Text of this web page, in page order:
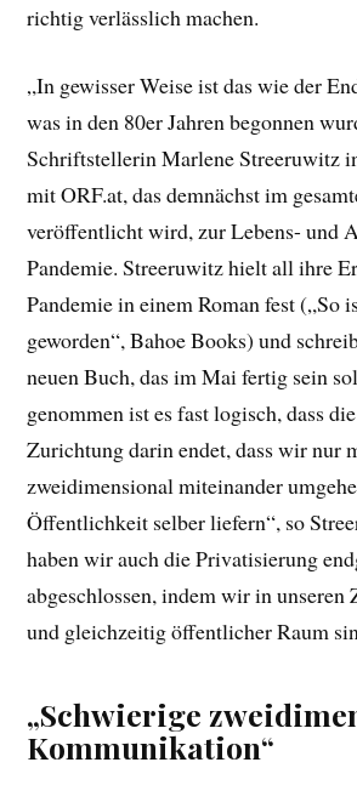
richtig verlässlich machen.
„In gewisser Weise ist das wie der
was in den 80er Jahren begonnen
Schriftstellerin Marlene Streeruwitz
mit ORF.at, das demnächst im
veröffentlicht wird, zur Lebens- und
Pandemie. Streeruwitz hielt all ihre
Pandemie in einem Roman fest („So
geworden“, Bahoe Books) und
neuen Buch, das im Mai fertig sein
genommen ist es fast logisch, dass
Zurichtung darin endet, dass wir nur
zweidimensional miteinander
Öffentlichkeit selber liefern“, so
haben wir auch die Privatisierung
abgeschlossen, indem wir in unseren
und gleichzeitig öffentlicher Raum
„Schwierige
Kommunikation“